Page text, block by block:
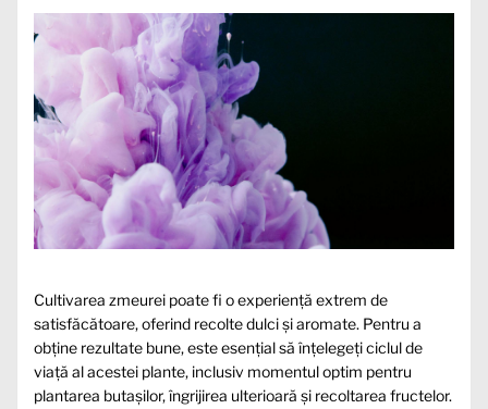
Cultivarea zmeurei poate fi o experiență extrem de
satisfăcătoare, oferind recolte dulci și aromate. Pentru a
obține rezultate bune, este esențial să înțelegeți ciclul de
viață al acestei plante, inclusiv momentul optim pentru
plantarea butașilor, îngrijirea ulterioară și recoltarea fructelor.